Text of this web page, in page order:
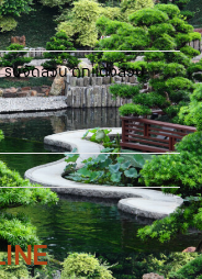
บจัดสวน ตกแต่งสวน